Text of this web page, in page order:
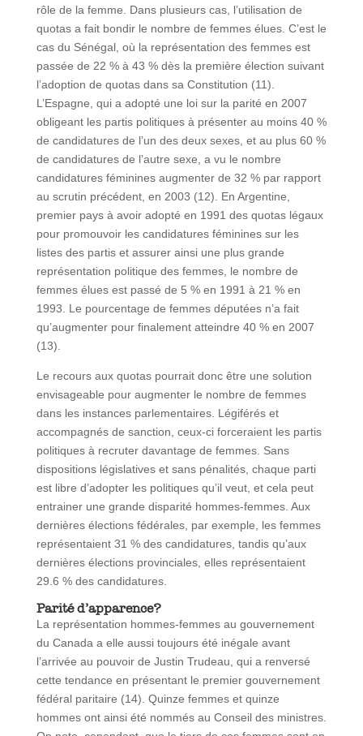
rôle de la femme. Dans plusieurs cas, l’utilisation de
quotas a fait bondir le nombre de femmes élues. C’est le
cas du Sénégal, où la représentation des femmes est
passée de 22 % à 43 % dès la première élection suivant
l’adoption de quotas dans sa Constitution (11).
L’Espagne, qui a adopté une loi sur la parité en 2007
obligeant les partis politiques à présenter au moins 40 %
de candidatures de l’un des deux sexes, et au plus 60 %
de candidatures de l’autre sexe, a vu le nombre
candidatures féminines augmenter de 32 % par rapport
au scrutin précédent, en 2003 (12). En Argentine,
premier pays à avoir adopté en 1991 des quotas légaux
pour promouvoir les candidatures féminines sur les
listes des partis et assurer ainsi une plus grande
représentation politique des femmes, le nombre de
femmes élues est passé de 5 % en 1991 à 21 % en
1993. Le pourcentage de femmes députées n’a fait
qu’augmenter pour finalement atteindre 40 % en 2007
(13).
Le recours aux quotas pourrait donc être une solution
envisageable pour augmenter le nombre de femmes
dans les instances parlementaires. Légiférés et
accompagnés de sanction, ceux-ci forceraient les partis
politiques à recruter davantage de femmes. Sans
dispositions législatives et sans pénalités, chaque parti
est libre d’adopter les politiques qu’il veut, et cela peut
entrainer une grande disparité hommes-femmes. Aux
dernières élections fédérales, par exemple, les femmes
représentaient 31 % des candidatures, tandis qu’aux
dernières élections provinciales, elles représentaient
29.6 % des candidatures.
Parité d’apparence?
La représentation hommes-femmes au gouvernement
du Canada a elle aussi toujours été inégale avant
l’arrivée au pouvoir de Justin Trudeau, qui a renversé
cette tendance en présentant le premier gouvernement
fédéral paritaire (14). Quinze femmes et quinze
hommes ont ainsi été nommés au Conseil des ministres.